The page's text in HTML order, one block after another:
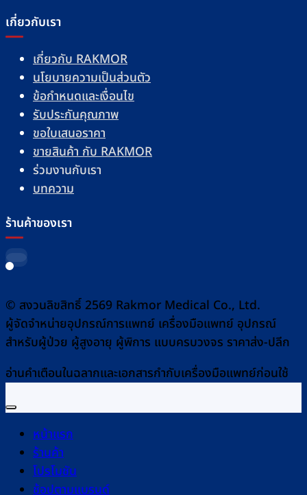
เกี่ยวกับเรา
เกี่ยวกับ RAKMOR
นโยบายความเป็นส่วนตัว
ข้อกำหนดและเงื่อนไข
รับประกันคุณภาพ
ขอใบเสนอราคา
ขายสินค้า กับ RAKMOR
ร่วมงานกับเรา
บทความ
ร้านค้าของเรา
© สงวนลิขสิทธิ์ 2569 Rakmor Medical Co., Ltd.
ผู้จัดจำหน่ายอุปกรณ์การแพทย์ เครื่องมือแพทย์ อุปกรณ์
สำหรับผู้ป่วย ผู้สูงอายุ ผู้พิการ แบบครบวงจร ราคาส่ง-ปลีก
อ่านคำเตือนในฉลากและเอกสารกำกับเครื่องมือแพทย์ก่อนใช้
หน้าแรก
ร้านค้า
โปรโมชัน
ช้อปตามแบรนด์